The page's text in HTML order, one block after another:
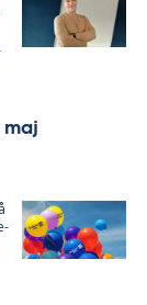
maj